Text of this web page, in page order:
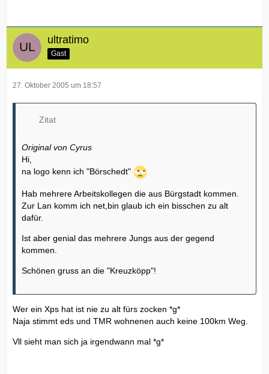
ultratimo
Gast
27. Oktober 2005 um 18:57
Zitat
Original von Cyrus
Hi,
na logo kenn ich "Börschedt"
Hab mehrere Arbeitskollegen die aus Bürgstadt kommen.
Zur Lan komm ich net,bin glaub ich ein bisschen zu alt
dafür.
Ist aber genial das mehrere Jungs aus der gegend
kommen.
Schönen gruss an die "Kreuzköpp"!
Wer ein Xps hat ist nie zu alt fürs zocken *g*
Naja stimmt eds und TMR wohnenen auch keine 100km Weg.
Vll sieht man sich ja irgendwann mal *g*